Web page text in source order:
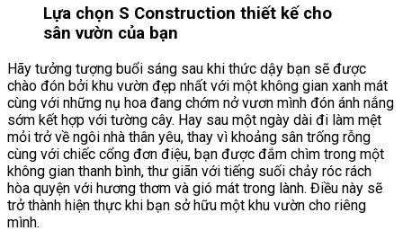
Lựa chọn S Construction thiết kế cho
sân vườn của bạn
Hãy tưởng tượng buổi sáng sau khi thức dậy bạn sẽ được
chào đón bởi khu vườn đẹp nhất với một không gian xanh mát
cùng với những nụ hoa đang chớm nở vươn mình đón ánh nắng
sớm kết hợp với tường cây. Hay sau một ngày dài đi làm mệt
mỏi trở về ngôi nhà thân yêu, thay vì khoảng sân trống rỗng
cùng với chiếc cổng đơn điệu, bạn được đắm chìm trong một
không gian thanh bình, thư giãn với tiếng suối chảy róc rách
hòa quyện với hương thơm và gió mát trong lành. Điều này sẽ
trở thành hiện thực khi bạn sở hữu một khu vườn cho riêng
mình.